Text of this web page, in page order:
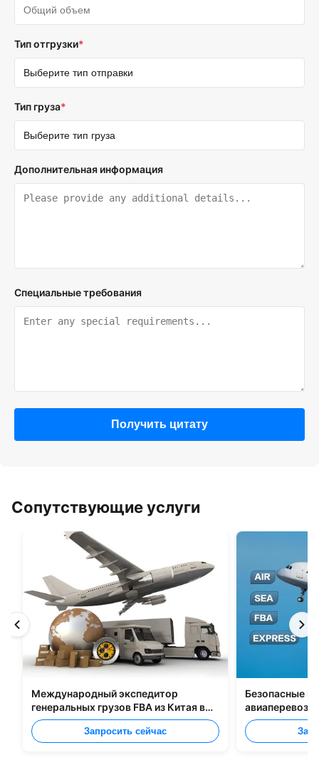
Тип отгрузки*
Тип груза*
Дополнительная информация
Специальные требования
Получить цитату
Сопутствующие услуги
Международный экспедитор
генеральных грузов FBA из Китая в
Великобританию, Италию,
ПортугалиюЗапросить сейчас
Безопасные
Шэньчжэнь В